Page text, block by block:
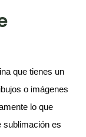
que tienes un
o imágenes
lo que
sublimación es